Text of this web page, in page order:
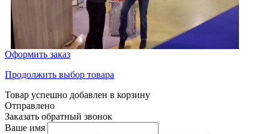
Оформить заказ
Продолжить выбор товара
Товар успешно добавлен в корзину
Отправлено
Заказать обратный звонок
Ваше имя